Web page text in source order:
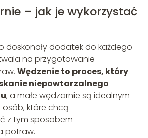
– jak je wykorzystać
doskonały dodatek do każdego
na przygotowanie
Wędzenie to proces, który
niepowtarzalnego
, a małe wędzarnie są idealnym
które chcą
z tym sposobem
potraw.